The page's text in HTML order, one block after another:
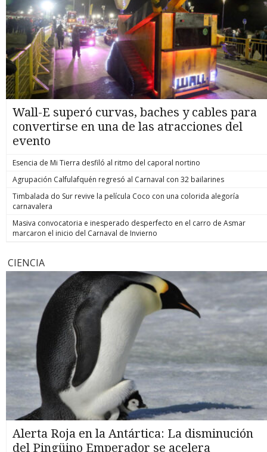
Wall-E superó curvas, baches y cables para
convertirse en una de las atracciones del
evento
Esencia de Mi Tierra desfiló al ritmo del caporal nortino
Agrupación Calfulafquén regresó al Carnaval con 32 bailarines
Timbalada do Sur revive la película Coco con una colorida alegoría
carnavalera
Masiva convocatoria e inesperado desperfecto en el carro de Asmar
marcaron el inicio del Carnaval de Invierno
CIENCIA
Alerta Roja en la Antártica: La disminución
del Pingüino Emperador se acelera